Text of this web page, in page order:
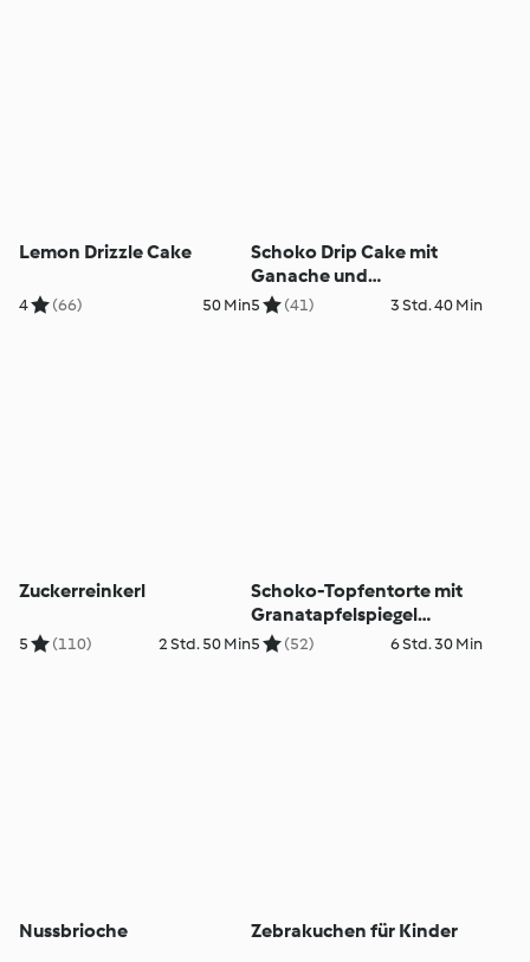
Lemon Drizzle Cake
4 (66) 50 Min
Schoko Drip Cake mit
Ganache und
Amarenakirschen
5 (41) 3 Std. 40 Min
Zuckerreinkerl
5 (110) 2 Std. 50 Min
Schoko-Topfentorte mit
Granatapfelspiegel
(glutenfrei)
5 (52) 6 Std. 30 Min
Nussbrioche Zebrakuchen für Kinder